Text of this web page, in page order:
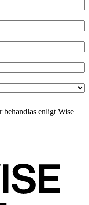
behandlas enligt Wise